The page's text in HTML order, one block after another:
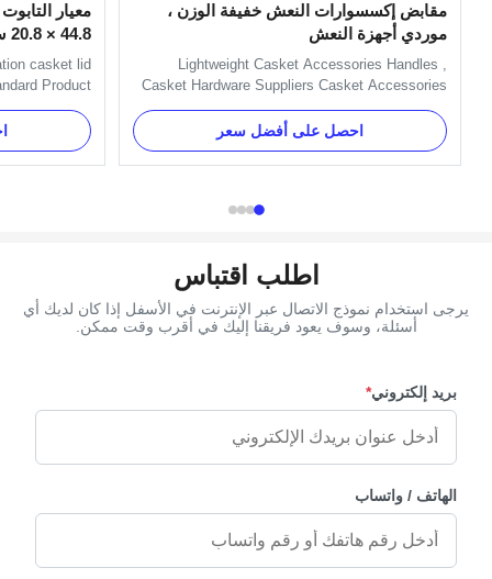
مقابض إكسسوارات النعش خفيفة الوزن ،
موردي أجهزة النعش
Lightweight Casket Accessories Handles ,
Casket Hardware Suppliers Casket Accessories
Handles Specification: One set of H9008 handle
set has four H9008 and two H9008-1 handles.
Item Name TX-Model H9008 Material Plastic
(PP) Color Gold, silver, copper, as your order
احصل على أفضل سعر
معيار
44.8 × 20.8 سم ب المواد
casket lid
Product
the cross is
coffin lid for
2# Material
and as
اطلب اقتباس
يرجى استخدام نموذج الاتصال عبر الإنترنت في الأسفل إذا كان لديك أي
أسئلة، وسوف يعود فريقنا إليك في أقرب وقت ممكن.
بريد إلكتروني*
الهاتف / واتساب